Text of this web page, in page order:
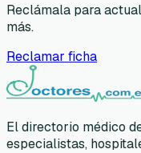
Reclámala para
más.
Reclamar ficha
El directorio médico
especialistas,